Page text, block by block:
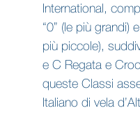
International,
“0” (le più grandi)
più piccole),
e C Regata e
queste Classi
Italiano di vela